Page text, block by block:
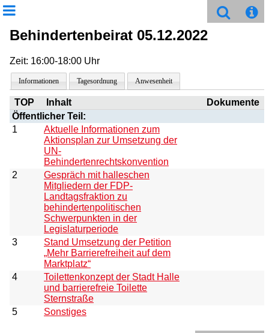
Behindertenbeirat 05.12.2022
Zeit: 16:00-18:00 Uhr
Informationen Tagesordnung Anwesenheit
TOP Inhalt
Dokumente
Öffentlicher Teil:
1
Aktuelle Informationen zum
Aktionsplan zur Umsetzung der
UN-
Behindertenrechtskonvention
2
Gespräch mit halleschen
Mitgliedern der FDP-
Landtagsfraktion zu
behindertenpolitischen
Schwerpunkten in der
Legislaturperiode
3
Stand Umsetzung der Petition
„Mehr Barrierefreiheit auf dem
Marktplatz“
4
Toilettenkonzept der Stadt Halle
und barrierefreie Toilette
Sternstraße
5
Sonstiges